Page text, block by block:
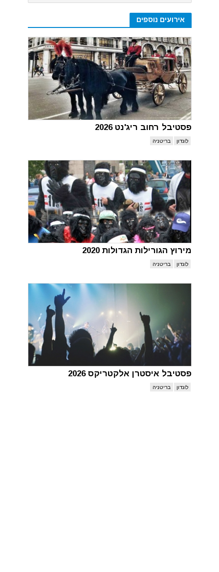
אירועים נוספים
פסטיבל רחוב ריג'נט 2026
לונדון בריטניה
מירוץ הגורילות הגדולות 2020
לונדון בריטניה
פסטיבל איסטרן אלקטריקס 2026
לונדון בריטניה